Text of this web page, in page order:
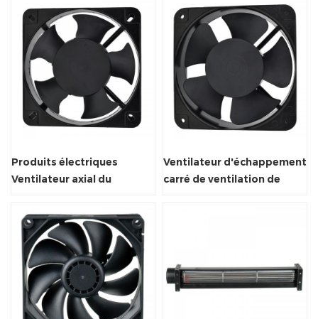
Produits électriques
Ventilateur axial du
60Hz
Ventilateur d'échappement
carré de ventilation de